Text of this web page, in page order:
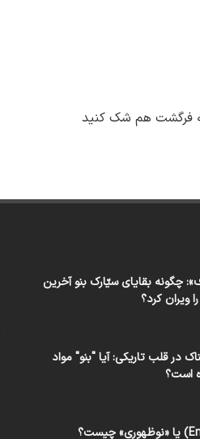
به فرگشت هم شک کنید
چگونه بقایای سیّارک بنو آخرین
ویران کرد؟
در قلب تاریکی: آیا "بنو" مواد
است؟